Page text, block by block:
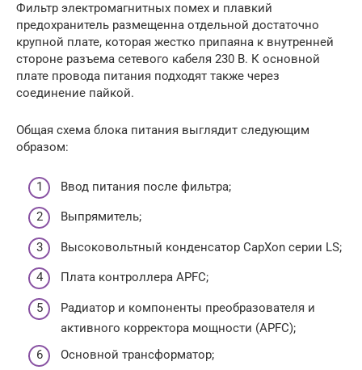
Фильтр электромагнитных помех и плавкий
предохранитель размещенна отдельной достаточно
крупной плате, которая жестко припаяна к внутренней
стороне разъема сетевого кабеля 230 В. К основной
плате провода питания подходят также через
соединение пайкой.
Общая схема блока питания выглядит следующим
образом:
Ввод питания после фильтра;
Выпрямитель;
Высоковольтный конденсатор CapXon серии LS;
Плата контроллера APFC;
Радиатор и компоненты преобразователя и
активного корректора мощности (APFC);
Основной трансформатор;